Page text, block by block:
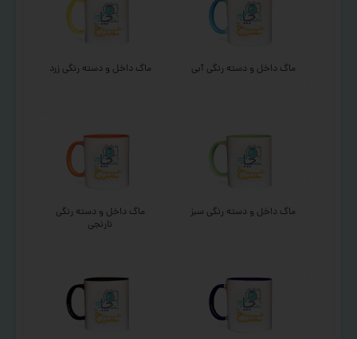
ماگ داخل و دسته رنگی آبی ماگ داخل و دسته رنگی زرد
ماگ داخل و دسته رنگی سبز
ماگ داخل و دسته رنگی
نارنجی